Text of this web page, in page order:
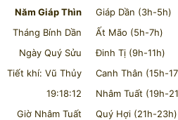
Năm Giáp Thìn
Tháng Bính Dần
Ngày Quý Sửu
Tiết khí: Vũ Thủy
19:18:12
Giờ Nhâm Tuất
Giáp Dần (3h-5h)
Ất Mão (5h-7h)
Đinh Tị (9h-11h)
Canh Thân (15h-
Nhâm Tuất (19h-
Quý Hợi (21h-23h)